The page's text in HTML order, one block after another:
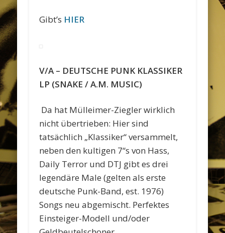
Gibt’s HIER
V/A – DEUTSCHE PUNK KLASSIKER
LP (SNAKE / A.M. MUSIC)
Da hat Mülleimer-Ziegler wirklich
nicht übertrieben: Hier sind
tatsächlich „Klassiker“ versammelt,
neben den kultigen 7“s von Hass,
Daily Terror und DTJ gibt es drei
legendäre Male (gelten als erste
deutsche Punk-Band, est. 1976)
Songs neu abgemischt. Perfektes
Einsteiger-Modell und/oder